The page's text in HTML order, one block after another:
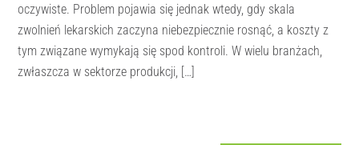
oczywiste. Problem pojawia się jednak wtedy, gdy skala
zwolnień lekarskich zaczyna niebezpiecznie rosnąć, a koszty z
tym związane wymykają się spod kontroli. W wielu branżach,
zwłaszcza w sektorze produkcji, […]